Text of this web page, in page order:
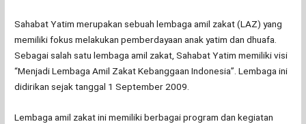
Sahabat Yatim merupakan sebuah lembaga amil zakat (LAZ) yang
memiliki fokus melakukan pemberdayaan anak yatim dan dhuafa.
Sebagai salah satu lembaga amil zakat, Sahabat Yatim memiliki visi
“Menjadi Lembaga Amil Zakat Kebanggaan Indonesia”. Lembaga ini
didirikan sejak tanggal 1 September 2009.
Lembaga amil zakat ini memiliki berbagai program dan kegiatan